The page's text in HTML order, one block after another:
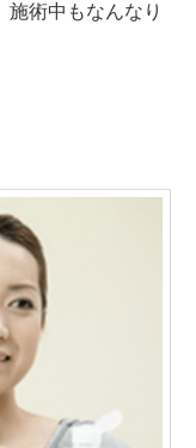
施術中もなんなり